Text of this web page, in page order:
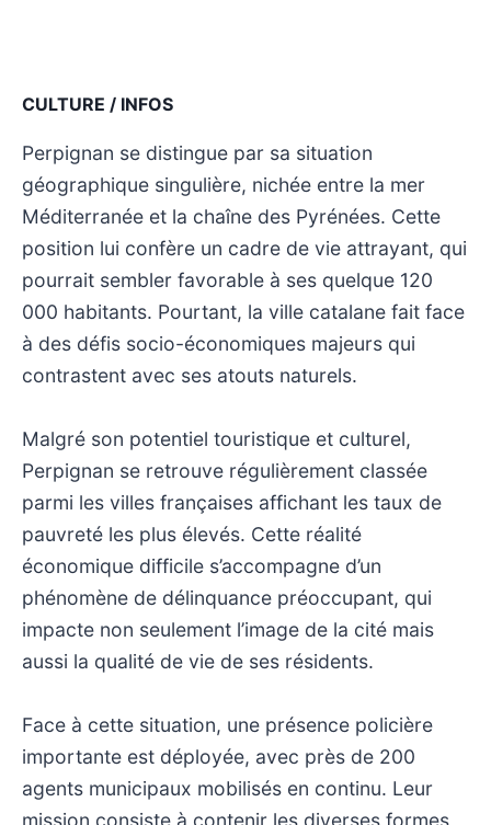
CULTURE / INFOS
Perpignan se distingue par sa situation
géographique singulière, nichée entre la mer
Méditerranée et la chaîne des Pyrénées. Cette
position lui confère un cadre de vie attrayant, qui
pourrait sembler favorable à ses quelque 120
000 habitants. Pourtant, la ville catalane fait face
à des défis socio-économiques majeurs qui
contrastent avec ses atouts naturels.
Malgré son potentiel touristique et culturel,
Perpignan se retrouve régulièrement classée
parmi les villes françaises affichant les taux de
pauvreté les plus élevés. Cette réalité
économique difficile s’accompagne d’un
phénomène de délinquance préoccupant, qui
impacte non seulement l’image de la cité mais
aussi la qualité de vie de ses résidents.
Face à cette situation, une présence policière
importante est déployée, avec près de 200
agents municipaux mobilisés en continu. Leur
mission consiste à contenir les diverses formes